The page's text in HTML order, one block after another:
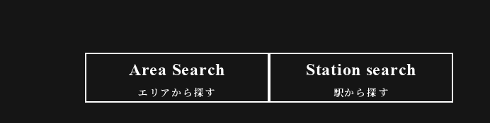
Area Search
エリアから探す
Station search
駅から探す